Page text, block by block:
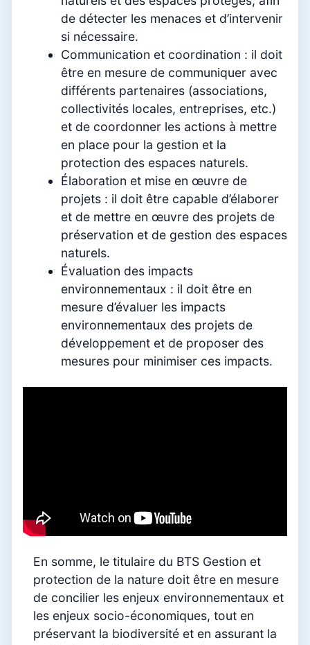
de détecter les menaces et d’intervenir
si nécessaire.
Communication et coordination : il doit
être en mesure de communiquer avec
différents partenaires (associations,
collectivités locales, entreprises, etc.)
et de coordonner les actions à mettre
en place pour la gestion et la
protection des espaces naturels.
Élaboration et mise en œuvre de
projets : il doit être capable d’élaborer
et de mettre en œuvre des projets de
préservation et de gestion des espaces
naturels.
Évaluation des impacts
environnementaux : il doit être en
mesure d’évaluer les impacts
environnementaux des projets de
développement et de proposer des
mesures pour minimiser ces impacts.
En somme, le titulaire du BTS Gestion et
protection de la nature doit être en mesure
de concilier les enjeux environnementaux et
les enjeux socio-économiques, tout en
préservant la biodiversité et en assurant la